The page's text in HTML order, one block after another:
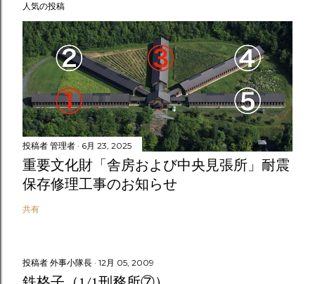
人気の投稿
投稿者 管理者 6月 23, 2025
重要文化財「舎房および中央見張所」耐震
保存修理工事のお知らせ
共有
投稿者 外事小隊長 12月 05, 2009